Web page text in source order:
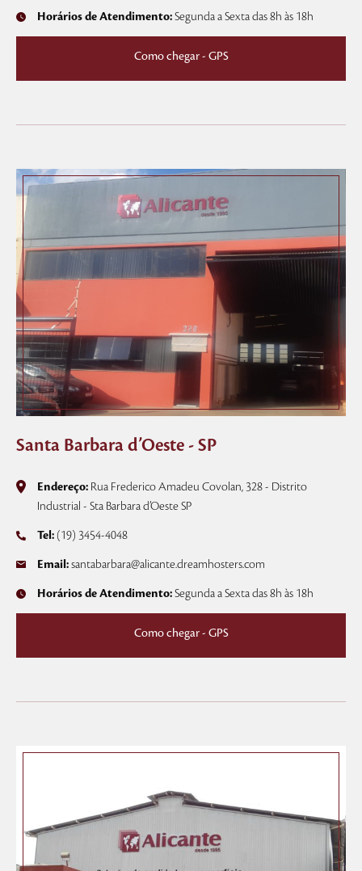
Horários de Atendimento:Segunda a Sexta das 8h às 18h
Como chegar - GPS
Santa Barbara d’Oeste - SP
Endereço: Rua Frederico Amadeu Covolan, 328 - Distrito
Industrial - Sta Barbara d’Oeste SP
Tel: (19) 3454-4048
Email:santabarbara@alicante.dreamhosters.com
Horários de Atendimento:Segunda a Sexta das 8h às 18h
Como chegar - GPS